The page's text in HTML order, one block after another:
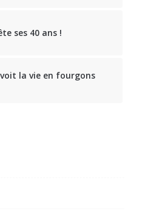
ses 40 ans !
la vie en fourgons